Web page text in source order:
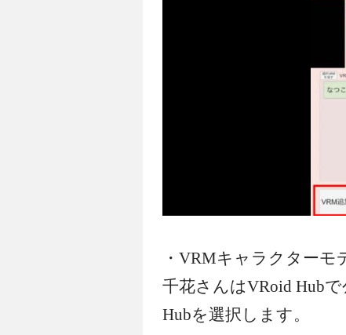
・VRMキャラクター
千花さんはVRoid Hub
Hubを選択します。